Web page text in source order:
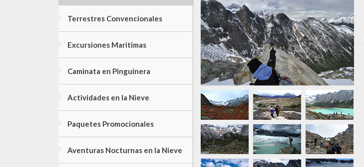
Terrestres Convencionales
Excursiones Maritimas
Caminata en Pinguinera
Actividades en la Nieve
Paquetes Promocionales
Aventuras Nocturnas en la Nieve